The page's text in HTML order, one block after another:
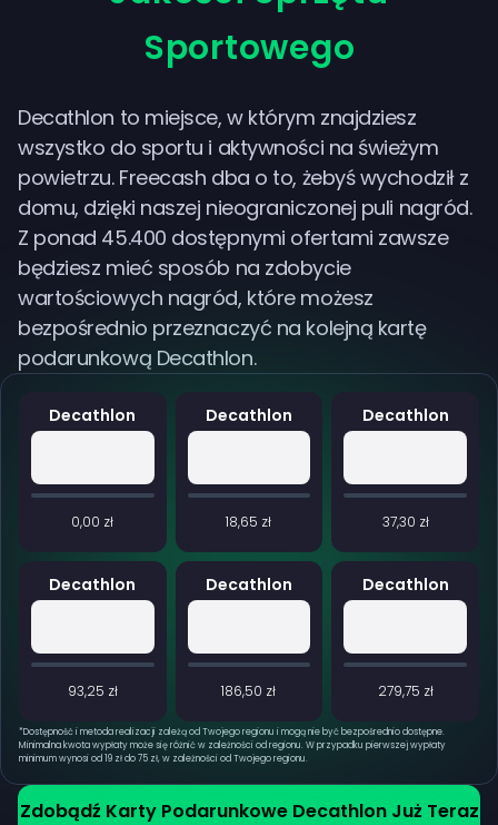
Zdobądź Karty Podarunkowe Decathlon Już Teraz
Decathlon
0,00 zł
Decathlon
18,65 zł
Decathlon
37,30 zł
Decathlon
93,25 zł
Decathlon
186,50 zł
Decathlon
279,75 zł
*Dostępność i metoda realizacji zależą od Twojego regionu i mogą nie być bezpośrednio dostępne.
Minimalna kwota wypłaty może się różnić w zależności od regionu. W przypadku pierwszej wypłaty
minimum wynosi od 19 zł do 75 zł, w zależności od Twojego regionu.
Sportowego
Decathlon to miejsce, w którym znajdziesz
wszystko do sportu i aktywności na świeżym
powietrzu. Freecash dba o to, żebyś wychodził z
domu, dzięki naszej nieograniczonej puli nagród.
Z ponad 45.400 dostępnymi ofertami zawsze
będziesz mieć sposób na zdobycie
wartościowych nagród, które możesz
bezpośrednio przeznaczyć na kolejną kartę
podarunkową Decathlon.